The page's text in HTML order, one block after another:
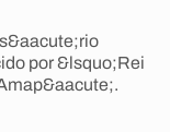
por &lsquo;Rei